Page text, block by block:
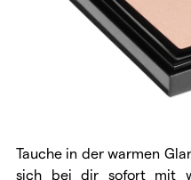
Tauche in der warmen
sich bei dir sofort mit